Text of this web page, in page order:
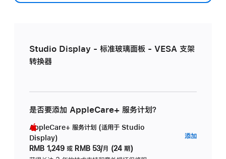
Studio Display - 标准玻璃面板 - VESA 支架
转换器
是否要添加 AppleCare+ 服务计划？
AppleCare+ 服务计划 (适用于 Studio
Display)
RMB 1,249 或 RMB 53/月 (24 期)
添加